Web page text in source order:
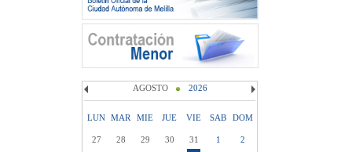
AGOSTO 2026
LUN MAR MIE JUE VIE SAB DOM
27 28 29 30 31 1
2